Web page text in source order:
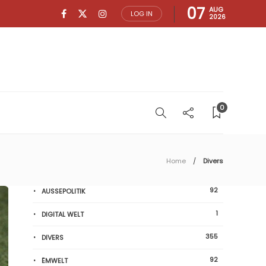
LOG IN 07 AUG
2026
0
Home Divers
AUSSEPOLITIK 92
DIGITAL WELT 1
DIVERS 355
ËMWELT 92